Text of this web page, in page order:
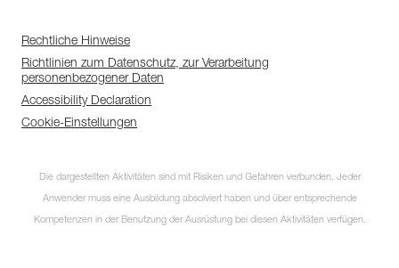
Rechtliche Hinweise
Richtlinien zum Datenschutz, zur Verarbeitung
personenbezogener Daten
Accessibility Declaration
Cookie-Einstellungen
Die dargestellten Aktivitäten sind mit Risiken und Gefahren verbunden. Jeder
Anwender muss eine Ausbildung absolviert haben und über entsprechende
Kompetenzen in der Benutzung der Ausrüstung bei diesen Aktivitäten verfügen.